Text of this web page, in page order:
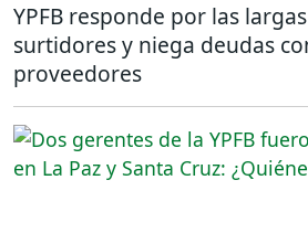
YPFB responde por las
surtidores y niega deudas
proveedores